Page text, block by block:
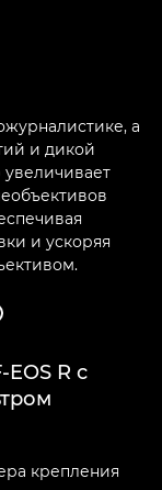
а
и дикой
и ускоряя
R с
крепления